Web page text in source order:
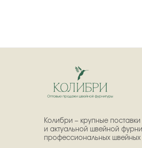
Колибри – крупные поставки
и актуальной швейной
профессиональных швейных